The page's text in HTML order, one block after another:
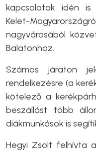
kapcsolatok idén is
Kelet-
nagyvárosából
Balatonhoz.
Számos járaton
rendelkezésre (a
kötelező a
beszállást több
diákmunkások is
Hegyi Zsolt felhívta